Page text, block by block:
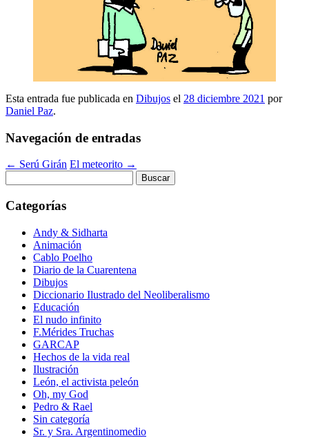
Esta entrada fue publicada en Dibujos el 28 diciembre 2021 por
Daniel Paz.
Navegación de entradas
← Serú Girán El meteorito →
Categorías
Andy & Sidharta
Animación
Cablo Poelho
Diario de la Cuarentena
Dibujos
Diccionario Ilustrado del Neoliberalismo
Educación
El nudo infinito
F.Mérides Truchas
GARCAP
Hechos de la vida real
Ilustración
León, el activista peleón
Oh, my God
Pedro & Rael
Sin categoría
Sr. y Sra. Argentinomedio